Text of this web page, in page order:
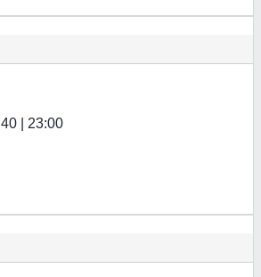
| 23:00